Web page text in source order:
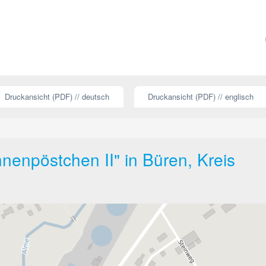
Druckansicht (PDF) // deutsch Druckansicht (PDF) // englisch
II" in Büren, Kreis